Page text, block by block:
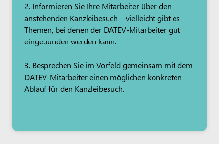
2. Informieren Sie Ihre Mitarbeiter über den
anstehenden Kanzleibesuch – vielleicht gibt es
Themen, bei denen der DATEV-Mitarbeiter gut
eingebunden werden kann.
3. Besprechen Sie im Vorfeld gemeinsam mit dem
DATEV-Mitarbeiter einen möglichen konkreten
Ablauf für den Kanzleibesuch.